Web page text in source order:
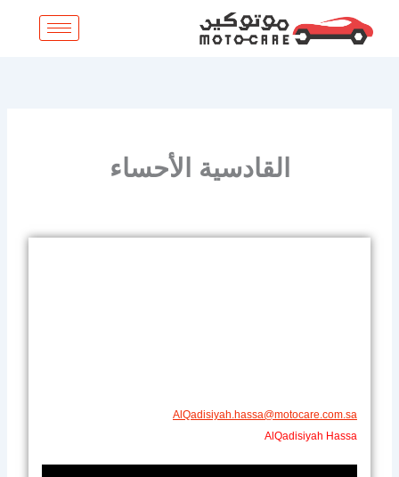
القادسية الأحساء
AlQadisiyah.hassa@motocare.com.sa​
AlQadisiyah Hassa